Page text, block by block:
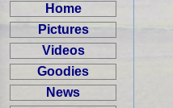
Home
Pictures
Videos
Goodies
News